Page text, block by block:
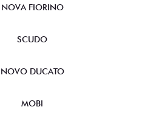
NOVA FIORINO
SCUDO
NOVO DUCATO
MOBI